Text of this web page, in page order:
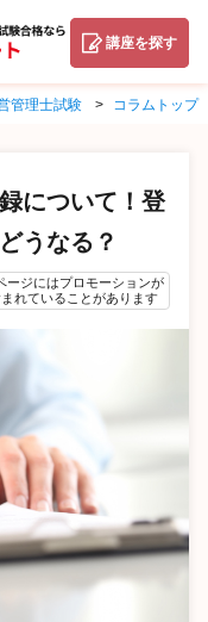
講座を探す
管理士試験 コラムトップ
について！登
うなる？
ージにはプロモーションが
れていることがあります